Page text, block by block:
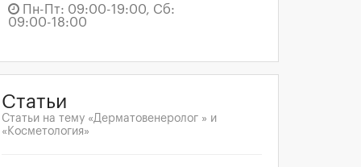
Пн-Пт: 09:00-19:00, Сб:
09:00-18:00
Статьи
Статьи на тему «Дерматовенеролог » и
«Косметология»